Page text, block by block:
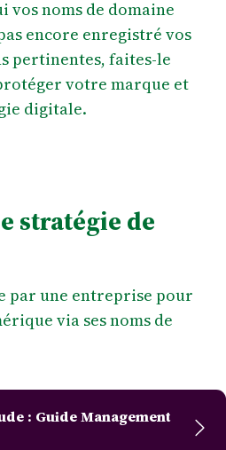
vos noms de domaine
encore enregistré vos
pertinentes, faites-le
votre marque et
digitale.
stratégie de
par une entreprise pour
via ses noms de
: Guide Management